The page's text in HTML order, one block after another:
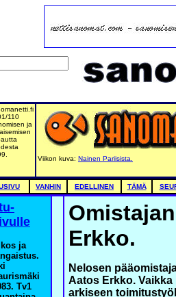
110
ja
Viikon kuva: Nainen Pariisista.
VANHIN EDELLINEN TÄMÄ
ja
Tv1
Erkko.
Nelosen
Aatos Erkko.
arkiseen